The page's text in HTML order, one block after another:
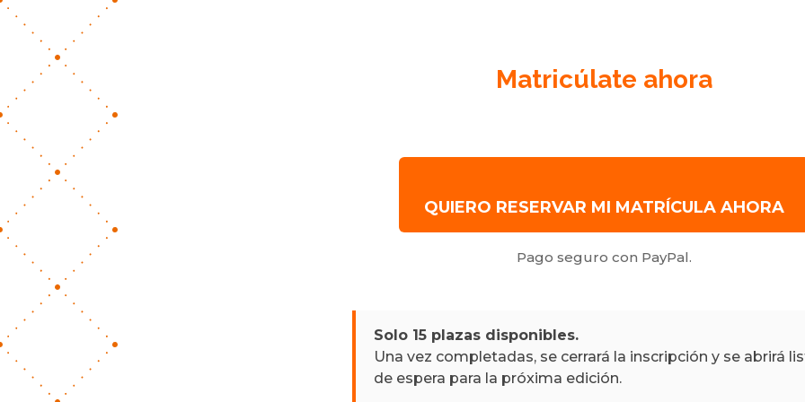
Matricúlate ahora
QUIERO RESERVAR MI MATRÍCULA AHORA
Pago seguro con PayPal.
Solo 15 plazas disponibles.
Una vez completadas, se cerrará la inscripción y se abrirá
de espera para la próxima edición.